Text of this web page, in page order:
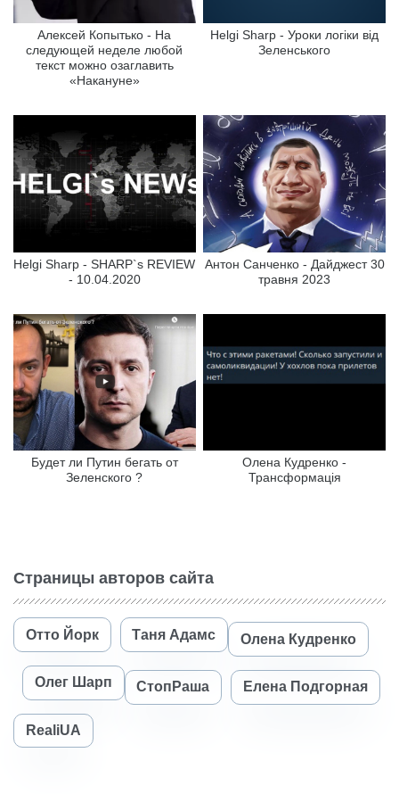
Алексей Копытько - На
следующей неделе любой
текст можно озаглавить
«Накануне»
Helgi Sharp - Уроки логіки від
Зеленського
Helgi Sharp - SHARP`s REVIEW
- 10.04.2020
Антон Санченко - Дайджест 30
травня 2023
Будет ли Путин бегать от
Зеленского ?
Олена Кудренко -
Трансформація
Страницы авторов сайта
Отто Йорк Таня Адамс Олена Кудренко
Олег Шарп СтопРаша Елена Подгорная
RealiUA